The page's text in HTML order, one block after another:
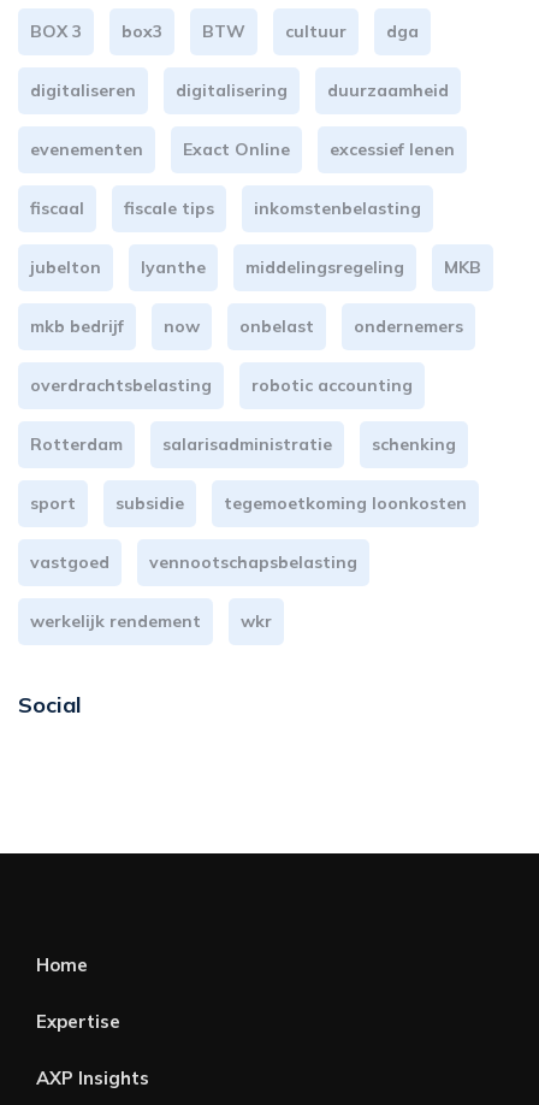
BOX 3 box3 BTW cultuur dga
digitaliseren digitalisering duurzaamheid
evenementen Exact Online excessief lenen
fiscaal fiscale tips inkomstenbelasting
jubelton lyanthe middelingsregeling MKB
mkb bedrijf now onbelast ondernemers
overdrachtsbelasting robotic accounting
Rotterdam salarisadministratie schenking
sport subsidie tegemoetkoming loonkosten
vastgoed vennootschapsbelasting
werkelijk rendement wkr
Social
Home
Expertise
AXP Insights